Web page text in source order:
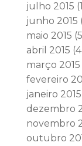
julho 2015
junho 2015
maio 2015
abril 2015
março 2015
fevereiro
janeiro 2015
dezembro
novembro
outubro